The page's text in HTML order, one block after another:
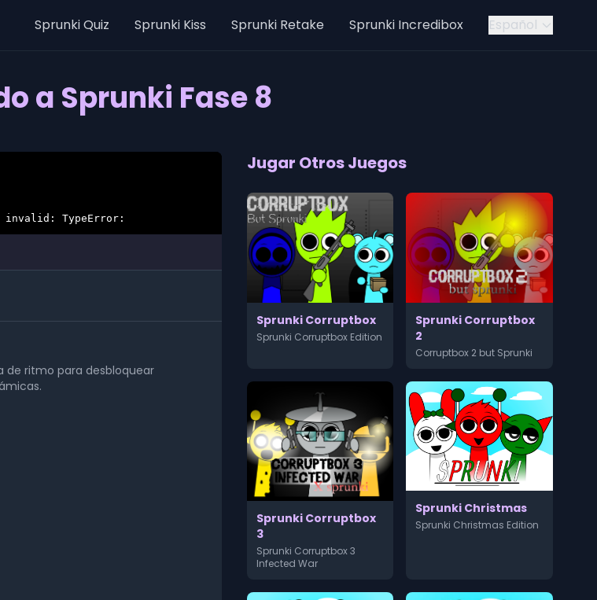
Sprunki Quiz Sprunki Kiss Sprunki Retake Sprunki Incredibox Español
a Sprunki Fase 8
de ritmo para desbloquear
Jugar Otros Juegos
Sprunki Corruptbox
Sprunki Corruptbox Edition
Sprunki Corruptbox
2
Corruptbox 2 but Sprunki
Sprunki Corruptbox
3
Sprunki Corruptbox 3
Infected War
Sprunki Christmas
Sprunki Christmas Edition